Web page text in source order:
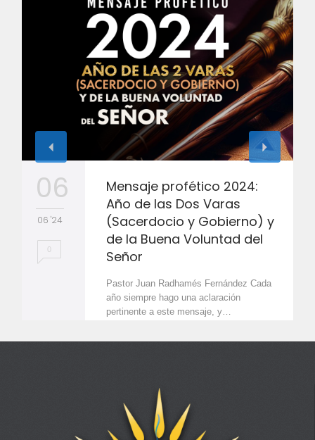
06
06 '24
0
Mensaje profético 2024:
Año de las Dos Varas
(Sacerdocio y Gobierno) y
de la Buena Voluntad del
Señor
Pastor Juan Radhamés Fernández Cada
año siempre hago una aclaración
pertinente a este mensaje, y…